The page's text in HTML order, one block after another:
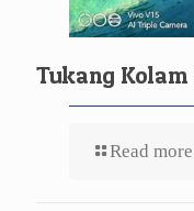
Tukang Kolam
Read more